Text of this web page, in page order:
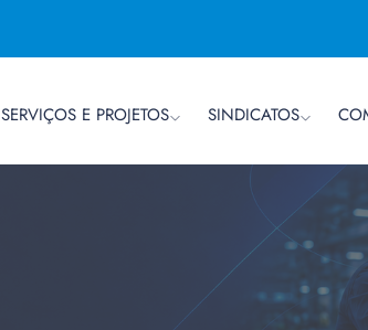
SERVIÇOS E PROJETOS SINDICATOS